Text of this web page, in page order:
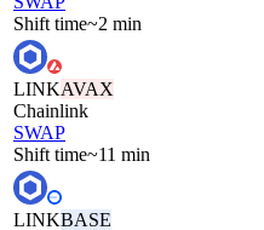
Shift time~2 min
LINKAVAX
Chainlink
SWAP
Shift time~11 min
LINKBASE